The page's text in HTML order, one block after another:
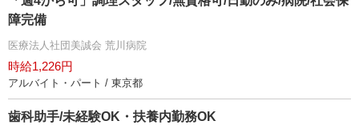
障完備
医療法人社団美誠会 荒川病院
時給1,226円
アルバイト・パート / 東京都
歯科助手/未経験OK・扶養内勤務OK